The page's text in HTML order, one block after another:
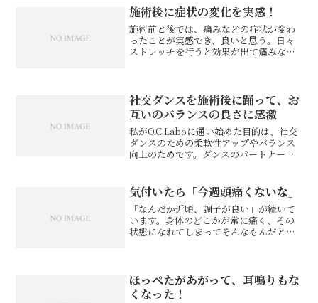
からだと解釈しました。OCLストレッチ
をトータルで5種教え...
施術後に症状の変化を実感！
施術前と後では、痛みなどの症状が変わ
ったことが実感でき、良いと思う。日々
ストレッチを行うと効果が出て痛みなど
はありません。
社交ダンスを施術後に踊って、お
互いのバランスの良さに感激
私がO.C.Laboに通い始めた目的は、社交
ダンスのための柔軟性アップやバランス
向上のためです。ダンスのパートナーで
れている感じなので、最初は一体何をさ
れているんだろ...
気付いたら「今週頭痛くないな」
「なんだか近頃、調子が良い」が続いて
います。身体のどこかが常に痛く、その
状態になれてしまってそんなもんだと思
るようになりました...
ほっぺたがあがって、耳鳴りもな
くなった！